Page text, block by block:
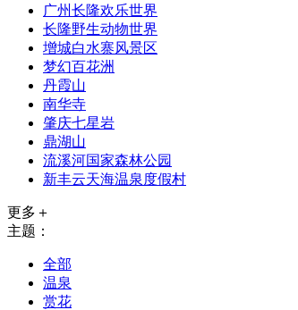
广州长隆欢乐世界
长隆野生动物世界
增城白水寨风景区
梦幻百花洲
丹霞山
南华寺
肇庆七星岩
鼎湖山
流溪河国家森林公园
新丰云天海温泉度假村
更多＋
主题：
全部
温泉
赏花